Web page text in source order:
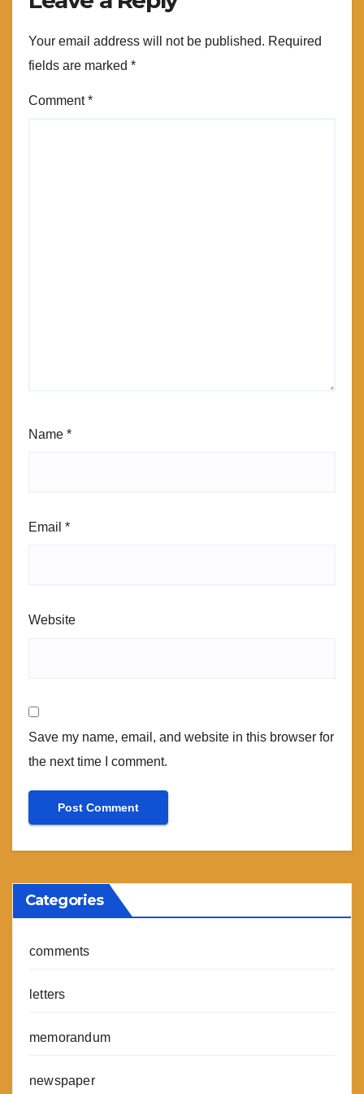
Your email address will not be published. Required
fields are marked *
Comment*
Name *
Email *
Website
Save my name, email, and website in this browser for
the next time I comment.
Categories
comments
letters
memorandum
newspaper